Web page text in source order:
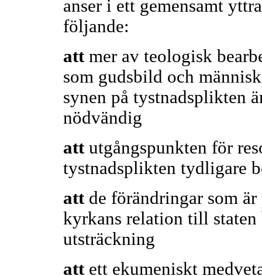
anser i ett gemensamt
följande:
attmer av teologisk
som gudsbild och
synen på tystnadsplikten
nödvändig
attutgångspunkten för
tystnadsplikten tydligare
attde förändringar som är
kyrkans relation till staten
utsträckning
attett ekumeniskt